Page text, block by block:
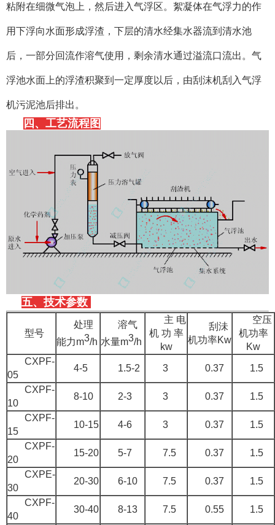
粘附在细微气泡上，然后进入气浮区。絮凝体在气浮力的作
用下浮向水面形成浮渣，下层的清水经集水器流到清水池
后，一部分回流作溶气使用，剩余清水通过溢流口流出。气
浮池水面上的浮渣积聚到一定厚度以后，由刮沫机刮入气浮
机污泥池后排出。
四、工艺流程图
五、技术参数
型号
处理
能力m3/h
溶气
水量m3/h
主 电
机 功 率
kw
刮沬
机功率Kw
空压
机功率
Kw
CXPF-
05
4-5 1.5-2 3 0.37 1.5
CXPF-
10
8-10 2-3 3 0.37 1.5
CXPF-
15
10-15 4-6 3 0.37 1.5
CXPF-
20
15-20 5-7 7.5 0.37 1.5
CXPE-
30
20-30 6-10 7.5 0.37 1.5
CXPF-
40
30-40 8-13 7.5 0.55 1.5